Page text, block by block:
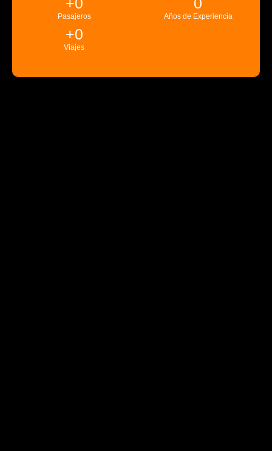
Pasajeros Años de Experiencia
Viajes
+0